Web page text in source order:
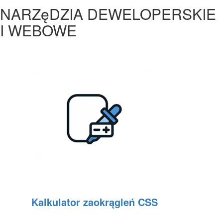
NARZęDZIA DEWELOPERSKIE
I WEBOWE
Kalkulator zaokrągleń CSS